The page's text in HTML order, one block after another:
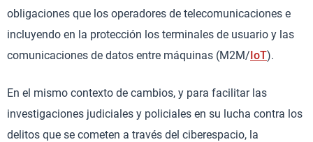
obligaciones que los operadores de telecomunicaciones e
incluyendo en la protección los terminales de usuario y las
comunicaciones de datos entre máquinas (M2M/IoT).
En el mismo contexto de cambios, y para facilitar las
investigaciones judiciales y policiales en su lucha contra los
delitos que se cometen a través del ciberespacio, la